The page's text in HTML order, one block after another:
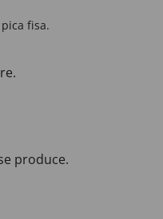
fisa.
produce.